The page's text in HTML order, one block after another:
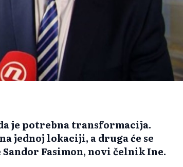
je potrebna transformacija.
jednoj lokaciji, a druga će se
Fasimon, novi čelnik Ine.